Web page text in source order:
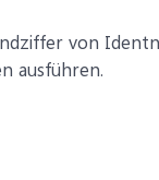
von
ausführen.